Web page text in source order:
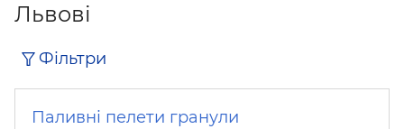
Львові
Фільтри
Паливні пелети гранули